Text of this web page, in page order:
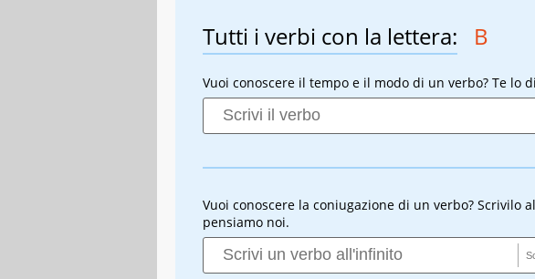
Tutti i verbi con la lettera: B
Vuoi conoscere il tempo e il modo di un verbo? Te lo
Vuoi conoscere la coniugazione di un verbo? Scrivilo
pensiamo noi.